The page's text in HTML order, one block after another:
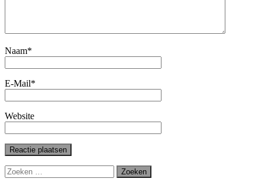
Naam*
E-Mail*
Website
Zoeken
naar: